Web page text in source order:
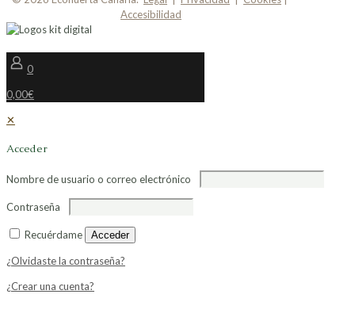
Accesibilidad
0
0,00€
✕
Acceder
Nombre de usuario o correo electrónico
Contraseña
Recuérdame Acceder
¿Olvidaste la contraseña?
¿Crear una cuenta?